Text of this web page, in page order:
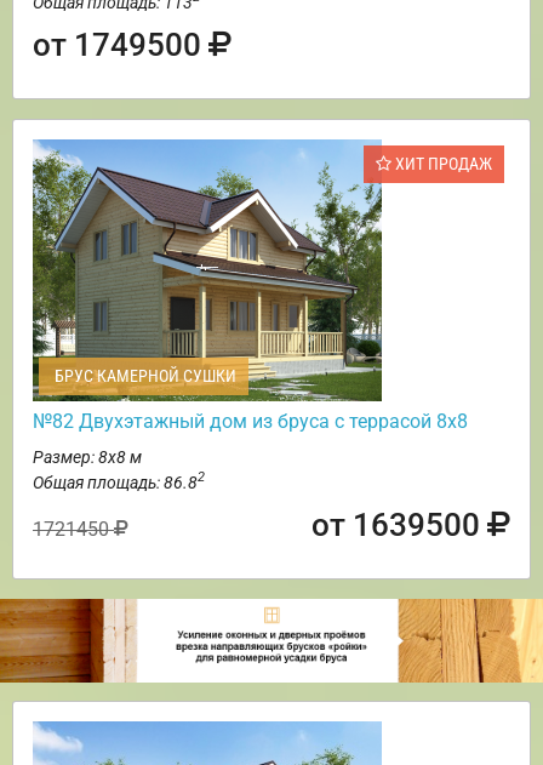
от 1749500
ХИТ ПРОДАЖ
БРУС КАМЕРНОЙ СУШКИ
№82 Двухэтажный дом из бруса с террасой 8х8
Размер: 8х8 м
Общая площадь: 86.82
1721450 от 1639500